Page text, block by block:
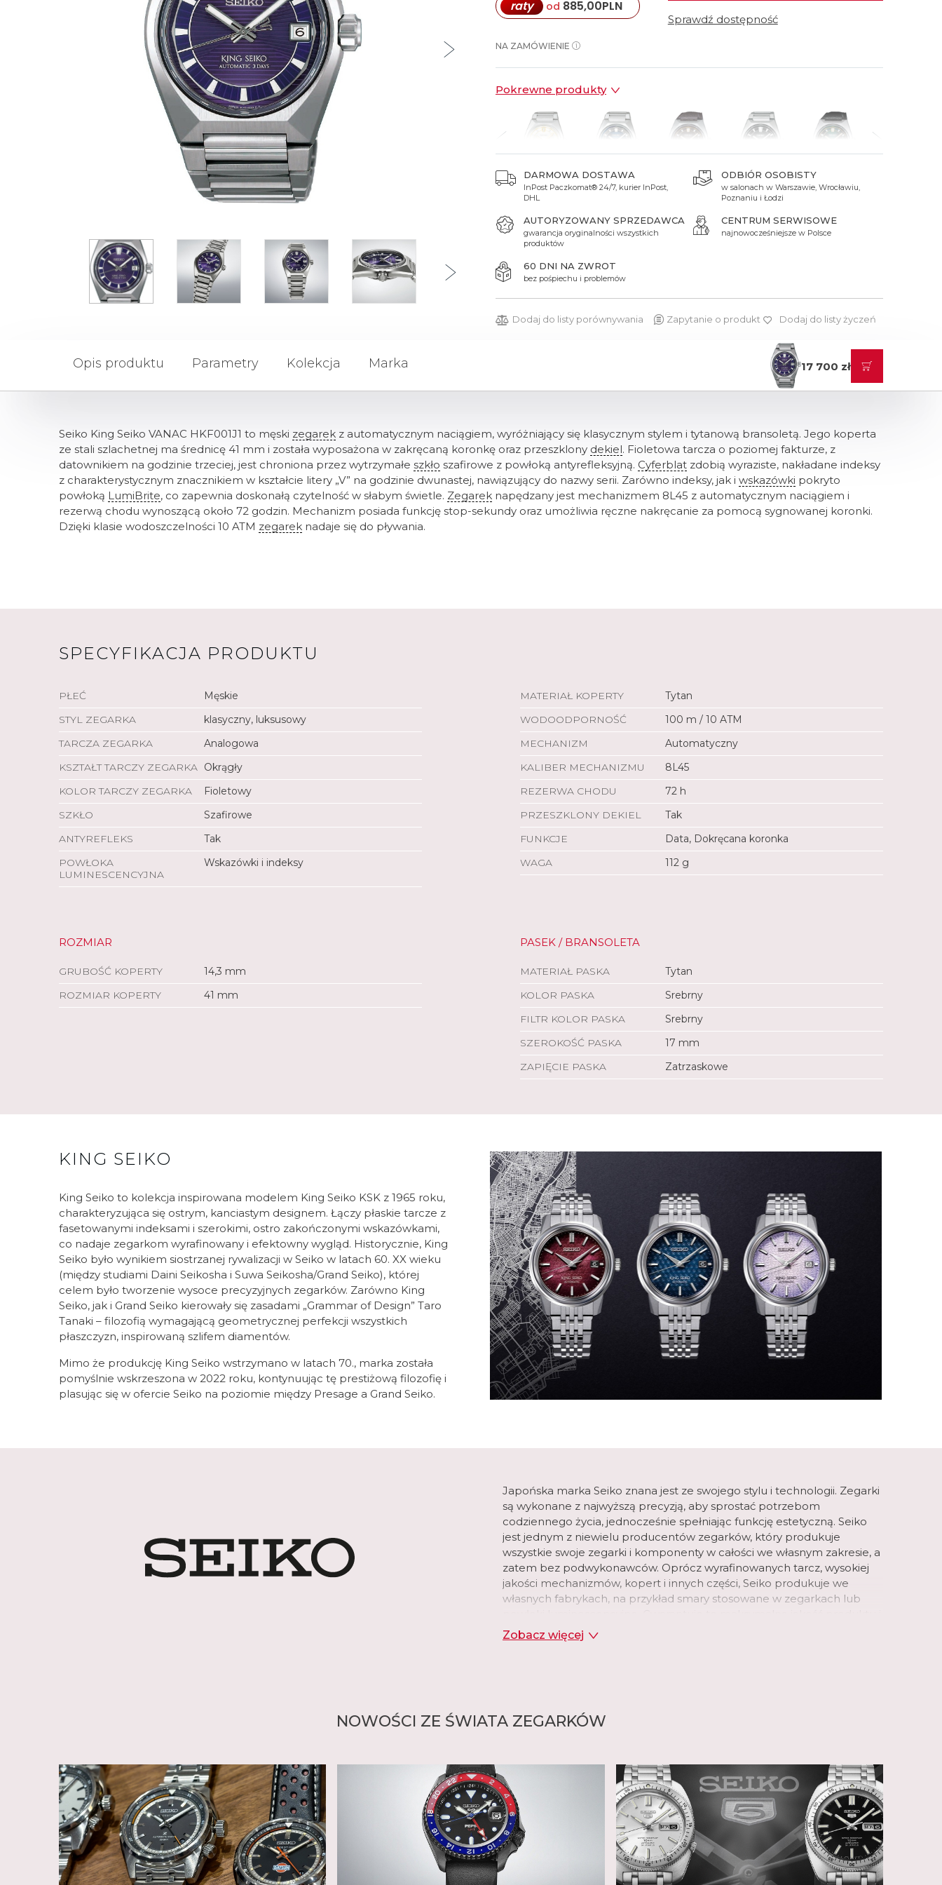
Militarne
Lotnicze
Smartwatch
Retro
Kieszonkowe
Sterowane radiowo
Smartwatch
Retro
Sterowane radiowo
Boccia Titanium
Perłowe
Casio
Certina
Citizen
Garmin
Guess
Hamilton
Mondaine
Seiko
Spinki do mankietów
raty od 885,00PLN
Sprawdź dostępność
NA ZAMÓWIENIE
Pokrewne produkty
14 900 zł 14 800 zł 17 700 zł 14 900 zł 17 700 zł
DARMOWA DOSTAWA
InPost Paczkomat® 24/7, kurier InPost,
DHL
ODBIÓR OSOBISTY
w salonach w Warszawie, Wrocławiu,
Poznaniu i Łodzi
AUTORYZOWANY SPRZEDAWCA
gwarancja oryginalności wszystkich
produktów
CENTRUM SERWISOWE
najnowocześniejsze w Polsce
60 DNI NA ZWROT
bez pośpiechu i problemów
Dodaj do listy porównywania Zapytanie o produkt Dodaj do listy życzeń
Opis produktu Parametry Kolekcja Marka 17 700 zł
Seiko King Seiko VANAC HKF001J1 to męski zegarek z automatycznym naciągiem, wyróżniający się klasycznym stylem i tytanową bransoletą. Jego koperta
ze stali szlachetnej ma średnicę 41 mm i została wyposażona w zakręcaną koronkę oraz przeszklony dekiel. Fioletowa tarcza o poziomej fakturze, z
datownikiem na godzinie trzeciej, jest chroniona przez wytrzymałe szkło szafirowe z powłoką antyrefleksyjną. Cyferblat zdobią wyraziste, nakładane indeksy
z charakterystycznym znacznikiem w kształcie litery „V” na godzinie dwunastej, nawiązujący do nazwy serii. Zarówno indeksy, jak i wskazówki pokryto
powłoką LumiBrite, co zapewnia doskonałą czytelność w słabym świetle. Zegarek napędzany jest mechanizmem 8L45 z automatycznym naciągiem i
rezerwą chodu wynoszącą około 72 godzin. Mechanizm posiada funkcję stop-sekundy oraz umożliwia ręczne nakręcanie za pomocą sygnowanej koronki.
Dzięki klasie wodoszczelności 10 ATM zegarek nadaje się do pływania.
SPECYFIKACJA PRODUKTU
PŁEĆ
Męskie
STYL ZEGARKA
klasyczny, luksusowy
TARCZA ZEGARKA
Analogowa
KSZTAŁT TARCZY ZEGARKA Okrągły
KOLOR TARCZY ZEGARKA
Fioletowy
SZKŁO
Szafirowe
ANTYREFLEKS
Tak
POWŁOKA
LUMINESCENCYJNA
Wskazówki i indeksy
MATERIAŁ KOPERTY
Tytan
WODOODPORNOŚĆ
100 m / 10 ATM
MECHANIZM
Automatyczny
KALIBER MECHANIZMU
8L45
REZERWA CHODU
72 h
PRZESZKLONY DEKIEL
Tak
FUNKCJE
Data, Dokręcana koronka
WAGA
112 g
ROZMIAR
GRUBOŚĆ KOPERTY
14,3 mm
ROZMIAR KOPERTY
41 mm
PASEK / BRANSOLETA
MATERIAŁ PASKA
Tytan
KOLOR PASKA
Srebrny
FILTR KOLOR PASKA
Srebrny
SZEROKOŚĆ PASKA
17 mm
ZAPIĘCIE PASKA
Zatrzaskowe
KING SEIKO
King Seiko to kolekcja inspirowana modelem King Seiko KSK z 1965 roku,
charakteryzująca się ostrym, kanciastym designem. Łączy płaskie tarcze z
fasetowanymi indeksami i szerokimi, ostro zakończonymi wskazówkami,
co nadaje zegarkom wyrafinowany i efektowny wygląd. Historycznie, King
Seiko było wynikiem siostrzanej rywalizacji w Seiko w latach 60. XX wieku
(między studiami Daini Seikosha i Suwa Seikosha/Grand Seiko), której
celem było tworzenie wysoce precyzyjnych zegarków. Zarówno King
Seiko, jak i Grand Seiko kierowały się zasadami „Grammar of Design” Taro
Tanaki – filozofią wymagającą geometrycznej perfekcji wszystkich
płaszczyzn, inspirowaną szlifem diamentów.
Mimo że produkcję King Seiko wstrzymano w latach 70., marka została
pomyślnie wskrzeszona w 2022 roku, kontynuując tę prestiżową filozofię i
plasując się w ofercie Seiko na poziomie między Presage a Grand Seiko.
Japońska marka Seiko znana jest ze swojego stylu i technologii. Zegarki
są wykonane z najwyższą precyzją, aby sprostać potrzebom
codziennego życia, jednocześnie spełniając funkcję estetyczną. Seiko
jest jednym z niewielu producentów zegarków, który produkuje
wszystkie swoje zegarki i komponenty w całości we własnym zakresie, a
zatem bez podwykonawców. Oprócz wyrafinowanych tarcz, wysokiej
jakości mechanizmów, kopert i innych części, Seiko produkuje we
własnych fabrykach, na przykład smary stosowane w zegarkach lub
kontrolę procesu produkcji.
nazwał "Seikosha". W języku japońskim termin "Seiko" oznacza
wszystkich komponentów i części. Liczba innowacji zegarmistrzowskich,
patentów i pierwszych zegarków w ciągu ponad 100 lat istnienia jest
dowodem na to, że ta wizja zadziałała i nadal jest inspiracją. W 1913 roku
Kintaro Hattori zaprezentował pierwszy japoński zegarek na rękę,
Laurel, zapoczątkowując nową erę. W 2024 roku marka świętuje 100 lat
od pierwszego zegarka na rękę z Seiko na tarczy.
Dostępne w wielu klasycznych i nowych wzorach zegarki Seiko można
Zobacz więcej
NOWOŚCI ZE ŚWIATA ZEGARKÓW